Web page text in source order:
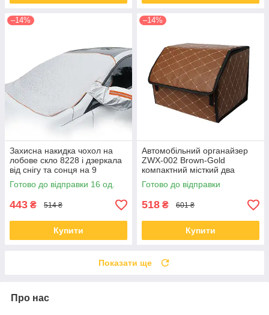
–14%
Захисна накидка чохол на
лобове скло 8228 і дзеркала
від снігу та сонця на 9
магнітах
Готово до відправки 16 од.
443 ₴ 514 ₴
Купити
–14%
Автомобільний органайзер
ZWX-002 Brown-Gold
компактний місткий два
відділи для зберігання на
липучці з
Готово до відправки
518 ₴ 601 ₴
Купити
Показати ще
Про нас